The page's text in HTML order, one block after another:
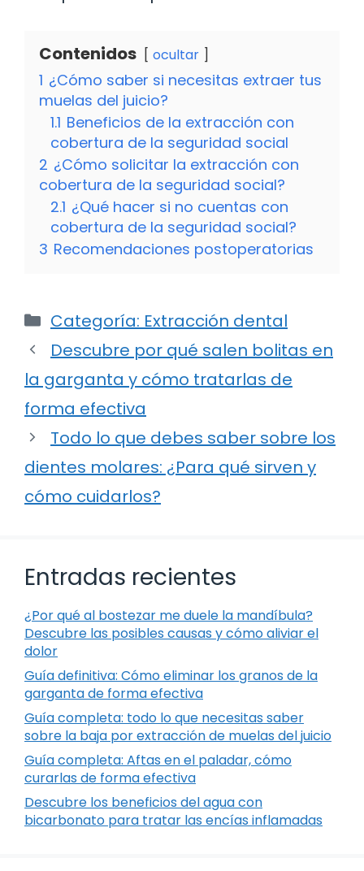
Contenidos ocultar
1 ¿Cómo saber si necesitas extraer tus
muelas del juicio?
1.1 Beneficios de la extracción con
cobertura de la seguridad social
2 ¿Cómo solicitar la extracción con
cobertura de la seguridad social?
2.1 ¿Qué hacer si no cuentas con
cobertura de la seguridad social?
3 Recomendaciones postoperatorias
Categorías
Categoría: Extracción dental
Descubre por qué salen bolitas en
la garganta y cómo tratarlas de
forma efectiva
Todo lo que debes saber sobre los
dientes molares: ¿Para qué sirven y
cómo cuidarlos?
Entradas recientes
¿Por qué al bostezar me duele la mandíbula?
Descubre las posibles causas y cómo aliviar el
dolor
Guía definitiva: Cómo eliminar los granos de la
garganta de forma efectiva
Guía completa: todo lo que necesitas saber
sobre la baja por extracción de muelas del juicio
Guía completa: Aftas en el paladar, cómo
curarlas de forma efectiva
Descubre los beneficios del agua con
bicarbonato para tratar las encías inflamadas